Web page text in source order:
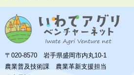
〒020-8570 岩手県盛岡市内丸10-1
農業普及技術課 農業革新支援担当